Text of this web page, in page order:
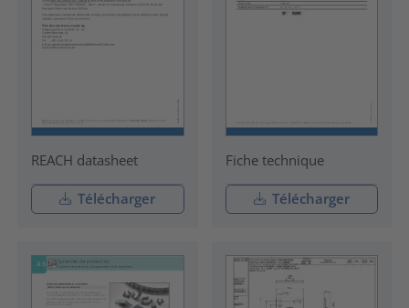
REACH datasheet
Télécharger
Fiche technique
Télécharger